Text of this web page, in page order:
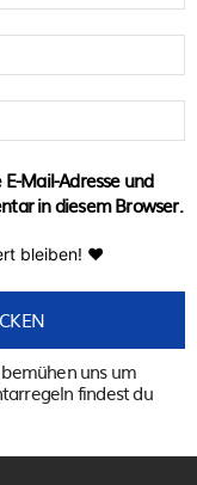
Mail-Adresse und
in diesem Browser.
bleiben! ♥
uns um
findest du